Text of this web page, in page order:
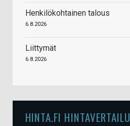
Henkilökohtainen talous
6.8.2026
Liittymät
6.8.2026
HINTA.FI HINTAVERTAILU